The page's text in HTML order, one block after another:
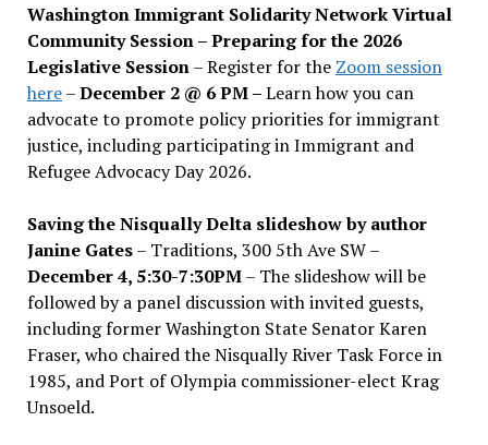
Washington Immigrant Solidarity Network Virtual
Community Session – Preparing for the 2026
Legislative Session– Register for the Zoom session
here–December 2 @ 6 PM –Learn how you can
advocate to promote policy priorities for immigrant
justice, including participating in Immigrant and
Refugee Advocacy Day 2026.
Saving the Nisqually Delta slideshow by author
Janine Gates– Traditions, 300 5th Ave SW –
December 4, 5:30-7:30PM– The slideshow will be
followed by a panel discussion with invited guests,
including former Washington State Senator Karen
Fraser, who chaired the Nisqually River Task Force in
1985, and Port of Olympia commissioner-elect Krag
Unsoeld.